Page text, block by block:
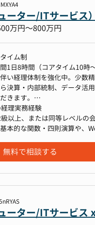
ンの魅力】
基盤づくりをリード：第二
通貫で経験できます。
連携：単なる数値集計に留
動かす分析力」を身に付け
決定：経営層との距離が近
ーター/ITサービス
万円〜800万円
イム制
1日8時間（コアタイム10時
い経理体制を強化中。少数
決算・内部統制、データ活
きます。
い主な業務
、ご経験やご志向に応じて
任せしていきます。まずは
務
（freee）を用いた仕訳入力
掛金の管理、債権債務の照合
理実務経験
以上、または同等レベルの
本的な関数・四則演算や、
無料で相談する
ーター/ITサービス